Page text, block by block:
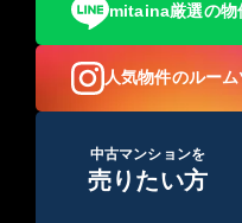
mitaina厳選の物
人気物件のルー
中古マンションを
売りたい方